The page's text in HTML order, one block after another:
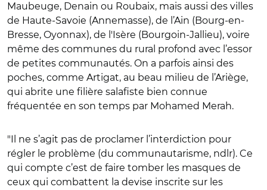
Maubeuge, Denain ou Roubaix, mais aussi des villes
de Haute-Savoie (Annemasse), de l’Ain (Bourg-en-
Bresse, Oyonnax), de l'Isère (Bourgoin-Jallieu), voire
même des communes du rural profond avec l’essor
de petites communautés. On a parfois ainsi des
poches, comme Artigat, au beau milieu de l’Ariège,
qui abrite une filière salafiste bien connue
fréquentée en son temps par Mohamed Merah.
"Il ne s’agit pas de proclamer l’interdiction pour
régler le problème (du communautarisme, ndlr). Ce
qui compte c’est de faire tomber les masques de
ceux qui combattent la devise inscrite sur les